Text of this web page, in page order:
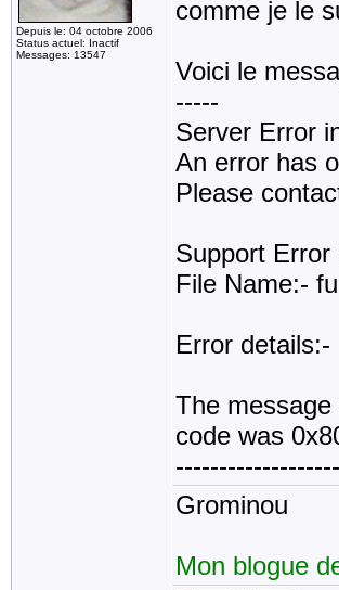
Depuis le: 04 octobre 2006
Status actuel: Inactif
Messages: 13547
comme je le
Voici le
-----
Server Error
An error has
Please
Support
File Name:-
Error details:-
The
code was
Grominou
Mon blogue